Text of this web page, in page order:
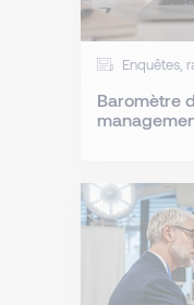
Enquêtes,
Baromètre